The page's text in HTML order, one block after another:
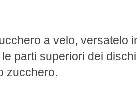
a velo, versatelo
parti superiori dei
zucchero.